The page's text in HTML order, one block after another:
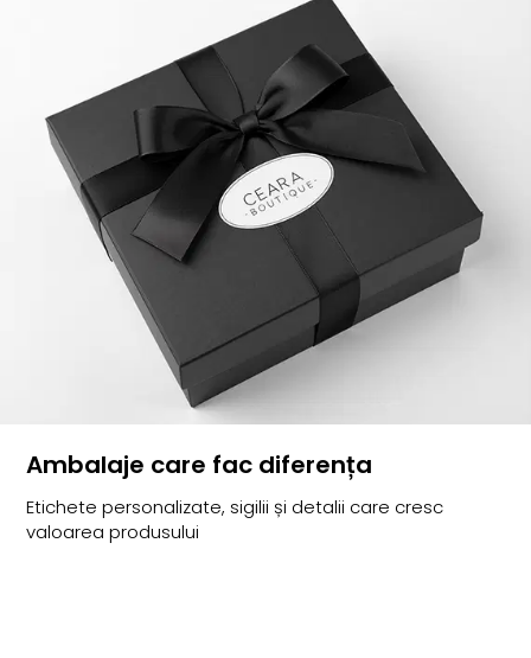
Ambalaje care fac diferența
Etichete personalizate, sigilii și detalii care cresc
valoarea produsului